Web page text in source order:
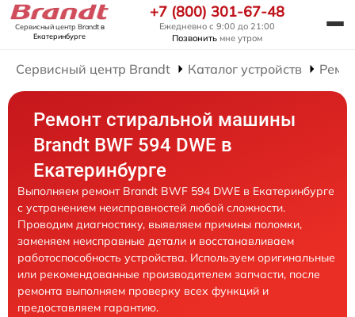
Сервисный центр Brandtв
Екатеринбурге
+7 (800) 301-67-48
Ежедневно с 9:00 до 21:00
Позвонить мне утром
Сервисный центр Brandt Каталог устройств
Ремонт стиральной машины
Brandt BWF 594 DWE в
Екатеринбурге
Выполняем ремонт Brandt BWF 594 DWE в Екатеринбурге
с устранением неисправностей любой сложности.
Проводим диагностику, выявляем причины поломки,
заменяем неисправные детали и восстанавливаем
работоспособность устройства. Используем оригинальные
или рекомендованные производителем запчасти, после
ремонта выполняем проверку всех функций и
предоставляем гарантию.